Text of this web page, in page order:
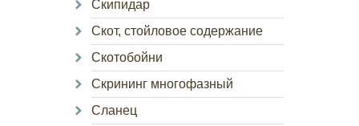
Скипидар
Скот, стойловое содержание
Скотобойни
Скрининг многофазный
Сланец